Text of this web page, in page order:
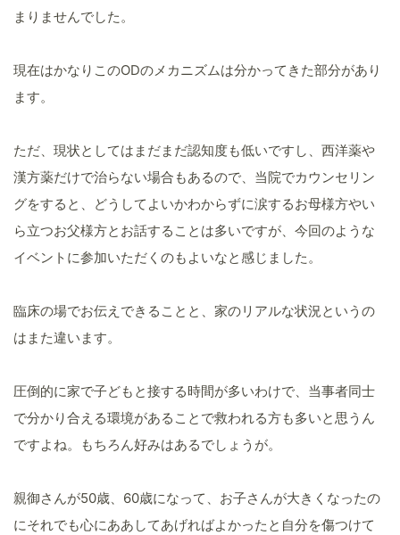
まりませんでした。
現在はかなりこのODのメカニズムは分かってきた部分があり
ます。
ただ、現状としてはまだまだ認知度も低いですし、西洋薬や
漢方薬だけで治らない場合もあるので、当院でカウンセリン
グをすると、どうしてよいかわからずに涙するお母様方やい
ら立つお父様方とお話することは多いですが、今回のような
イベントに参加いただくのもよいなと感じました。
臨床の場でお伝えできることと、家のリアルな状況というの
はまた違います。
圧倒的に家で子どもと接する時間が多いわけで、当事者同士
で分かり合える環境があることで救われる方も多いと思うん
ですよね。もちろん好みはあるでしょうが。
親御さんが50歳、60歳になって、お子さんが大きくなったの
にそれでも心にああしてあげればよかったと自分を傷つけて